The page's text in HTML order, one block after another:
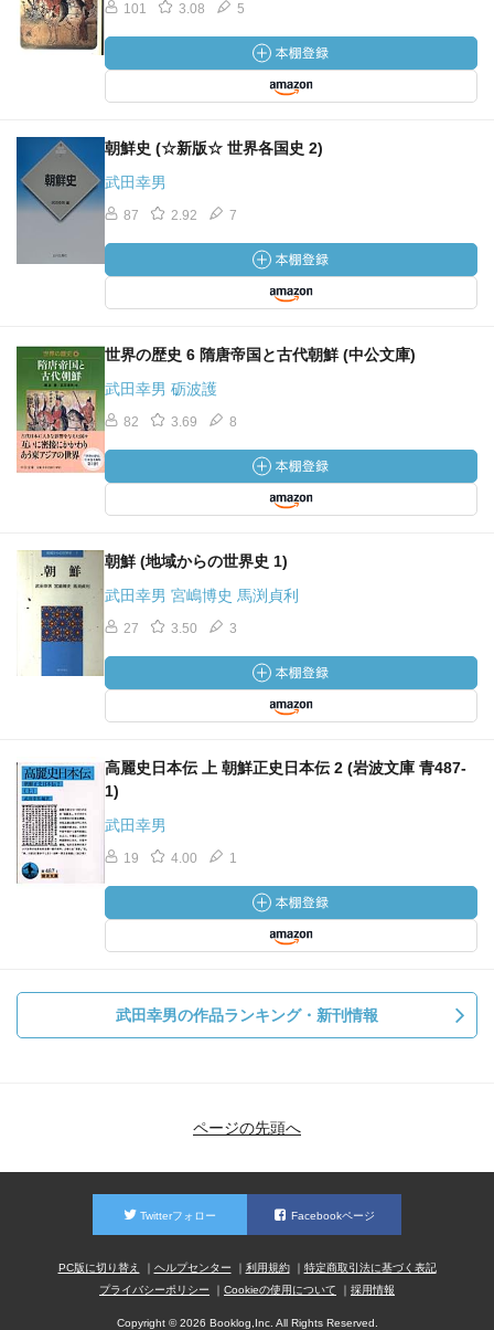
101 3.08 5
朝鮮史 (☆新版☆ 世界各国史 2)
武田幸男
87 2.92 7
世界の歴史 6 隋唐帝国と古代朝鮮 (中公文庫)
武田幸男 砺波護
82 3.69 8
朝鮮 (地域からの世界史 1)
武田幸男 宮嶋博史 馬渕貞利
27 3.50 3
高麗史日本伝 上 朝鮮正史日本伝 2 (岩波文庫 青487-
1)
武田幸男
19 4.00 1
武田幸男の作品ランキング・新刊情報
ページの先頭へ
Twitterフォロー Facebookページ
PC版に切り替え ヘルプセンター 利用規約
特定商取引法に基づく表記
プライバシーポリシー
Cookieの使用について 採用情報
Copyright © 2026 Booklog,Inc. All Rights Reserved.